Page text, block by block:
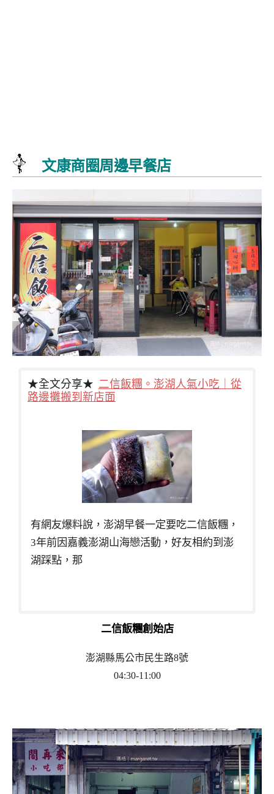
文康商圈周邊早餐店
★全文分享★ 二信飯糰。澎湖人氣小吃｜從
路邊攤搬到新店面
有網友爆料說，澎湖早餐一定要吃二信飯糰，
3年前因嘉義澎湖山海戀活動，好友相約到澎
湖踩點，那
二信飯糰創始店
澎湖縣馬公市民生路8號
04:30-11:00